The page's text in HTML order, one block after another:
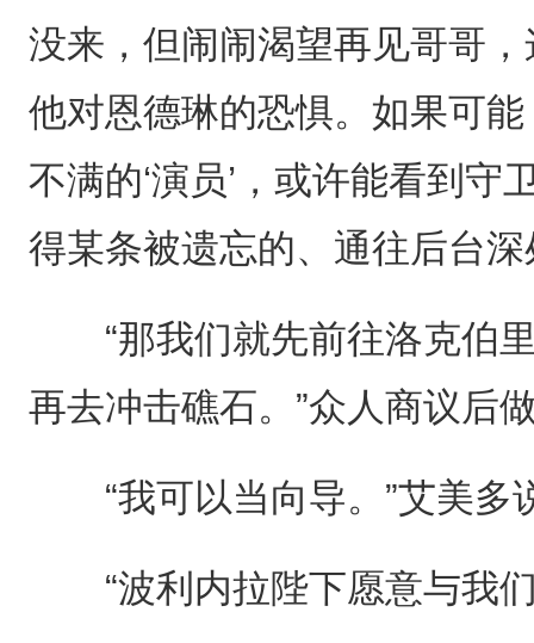
没来，但闹闹渴望再见哥哥
他对恩德琳的恐惧。如果可
不满的‘演员’，或许能看到
得某条被遗忘的、通往后台深
“那我们就先前往洛克伯里
再去冲击礁石。”众人商议后
“我可以当向导。”艾美多
“波利内拉陛下愿意与我们